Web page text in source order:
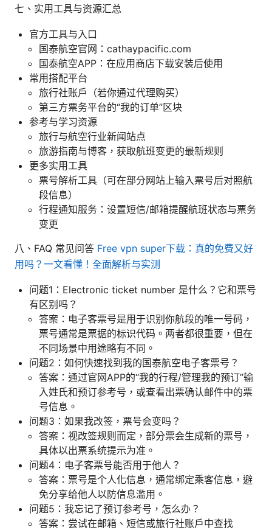
七、实用工具与资源汇总
官方工具与入口
国泰航空官网：cathaypacific.com
国泰航空APP：在应用商店下载安装后使用
常用搭配平台
旅行社账户（若你通过代理购买）
第三方票务平台的“我的订单”区块
参考与学习资源
旅行与航空行业新闻站点
旅游指南与博客，获取航班变更的最新规则
更多实用工具
票号解析工具（可在部分网站上输入票号后对照航
段信息）
行程通知服务：设置短信/邮箱提醒航班状态与票务
变更
八、FAQ 常见问答 Free vpn super下载：真的免费又好
用吗？一文看懂！全面解析与实测
问题1：Electronic ticket number 是什么？它和票号
有区别吗？
答案：电子客票号是用于识别你航段的唯一号码，
票号通常是票据的标识代码。两者都很重要，但在
不同场景中用途略有不同。
问题2：如何快速找到我的国泰航空电子客票号？
答案：通过官网APP的“我的行程/管理我的预订”输
入姓氏和预订参考号，或查看出票确认邮件中的票
号信息。
问题3：如果我改签，票号会变吗？
答案：视改签规则而定，部分票会生成新的票号，
具体以出票系统提示为准。
问题4：电子客票号能否用于他人？
答案：票号是个人化信息，通常绑定乘客信息，避
免分享给他人以防信息滥用。
问题5：我忘记了预订参考号，怎么办？
答案：尝试在邮箱、短信或旅行社账户中查找